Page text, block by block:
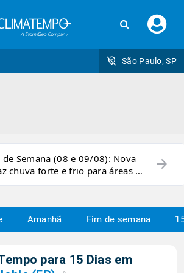
seu
São Paulo, SP
de Semana (08 e 09/08): Nova
chuva forte e frio para áreas do
arrow_forward
Amanhã Fim de semana
para 15 Dias em